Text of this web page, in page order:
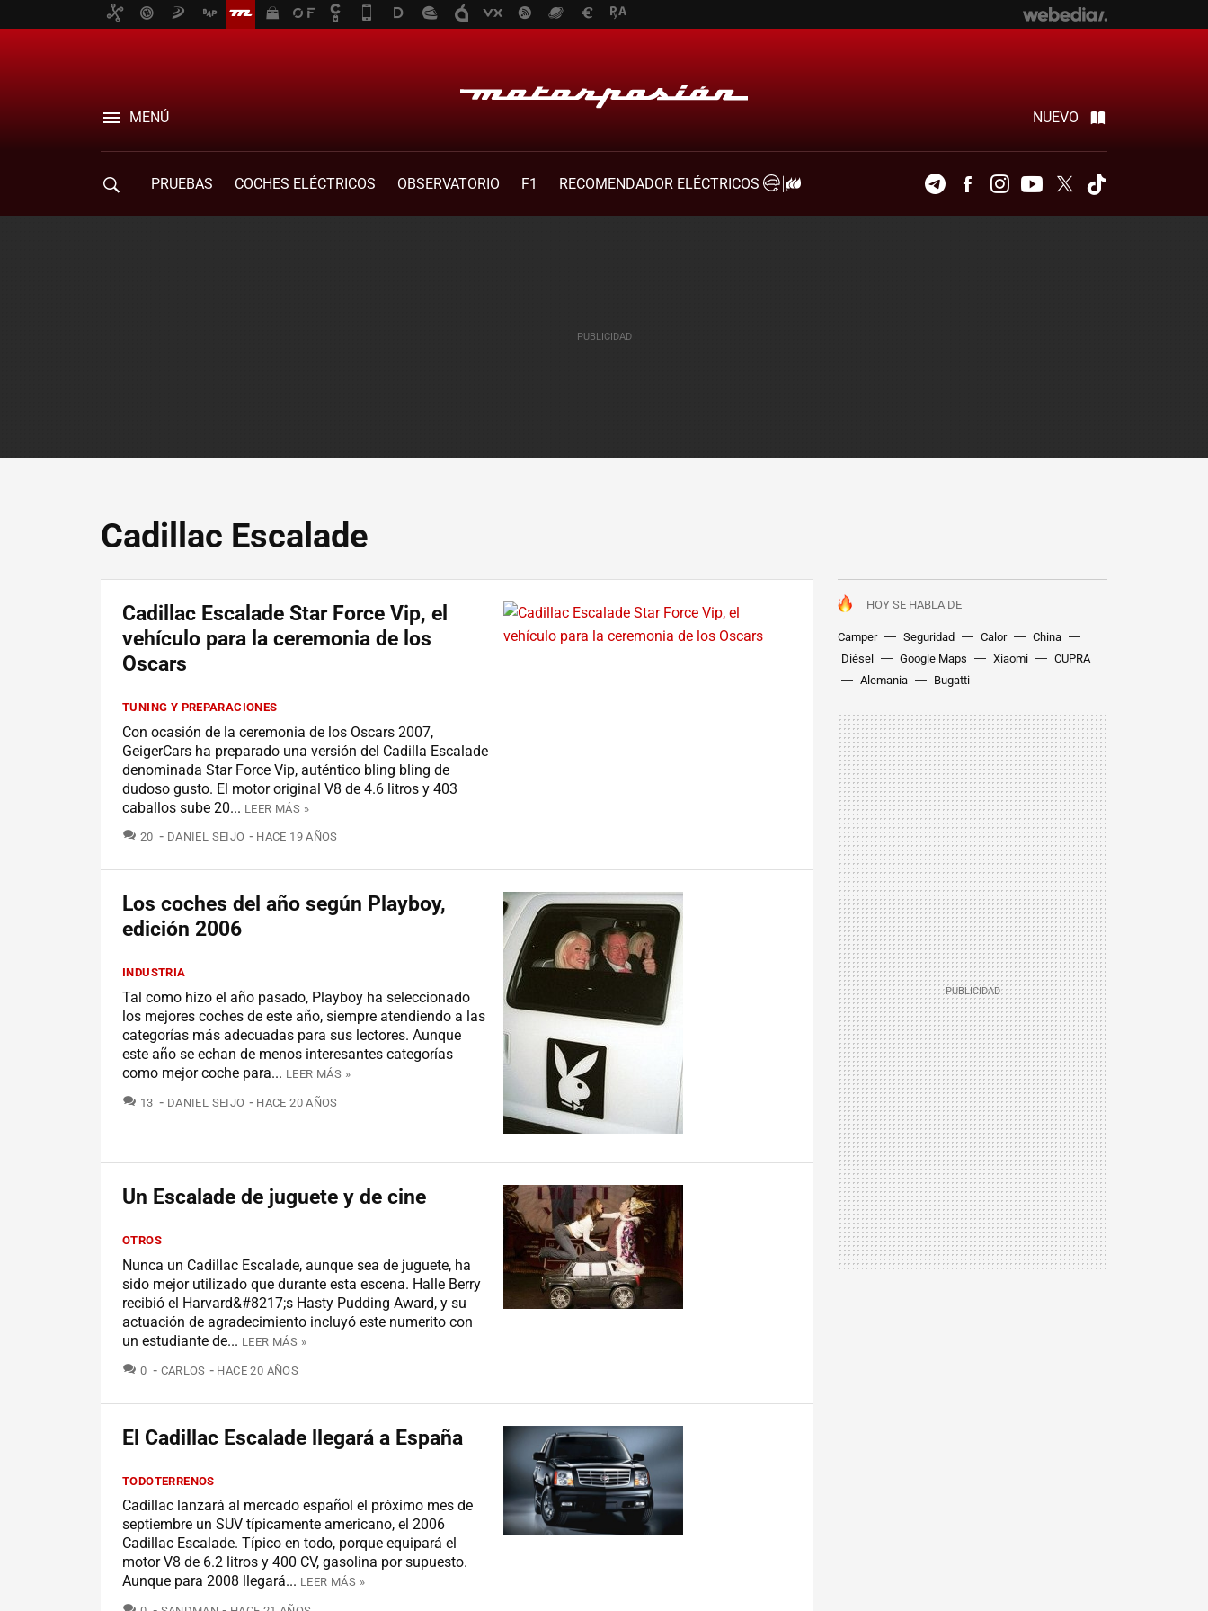
MENÚ NUEVO
PRUEBAS COCHES ELÉCTRICOS OBSERVATORIO F1
RECOMENDADOR ELÉCTRICOS
TelegramFacebookInstagramYoutubeTwitter
Cadillac Escalade
HOY SE HABLA DE
Camper Seguridad Calor
China
Diésel
Google Maps Xiaomi
CUPRA
Alemania
Bugatti
Cadillac Escalade Star Force Vip, el
vehículo para la ceremonia de los
Oscars
TUNING Y PREPARACIONES
Con ocasión de la ceremonia de los Oscars 2007,
GeigerCars ha preparado una versión del Cadilla Escalade
denominada Star Force Vip, auténtico bling bling de
dudoso gusto. El motor original V8 de 4.6 litros y 403
caballos sube 20... LEER MÁS »
20 COMENTARIOS
DANIEL SEIJO HACE 19 AÑOS
Los coches del año según Playboy,
edición 2006
INDUSTRIA
Tal como hizo el año pasado, Playboy ha seleccionado
los mejores coches de este año, siempre atendiendo a las
categorías más adecuadas para sus lectores. Aunque
este año se echan de menos interesantes categorías
como mejor coche para... LEER MÁS »
13 COMENTARIOS
DANIEL SEIJO HACE 20 AÑOS
Un Escalade de juguete y de cine
OTROS
Nunca un Cadillac Escalade, aunque sea de juguete, ha
sido mejor utilizado que durante esta escena. Halle Berry
recibió el Harvard&#8217;s Hasty Pudding Award, y su
actuación de agradecimiento incluyó este numerito con
un estudiante de... LEER MÁS »
0 COMENTARIOS
CARLOS HACE 20 AÑOS
El Cadillac Escalade llegará a España
TODOTERRENOS
Cadillac lanzará al mercado español el próximo mes de
septiembre un SUV típicamente americano, el 2006
Cadillac Escalade. Típico en todo, porque equipará el
motor V8 de 6.2 litros y 400 CV, gasolina por supuesto.
Aunque para 2008 llegará... LEER MÁS »
COMENTARIOS